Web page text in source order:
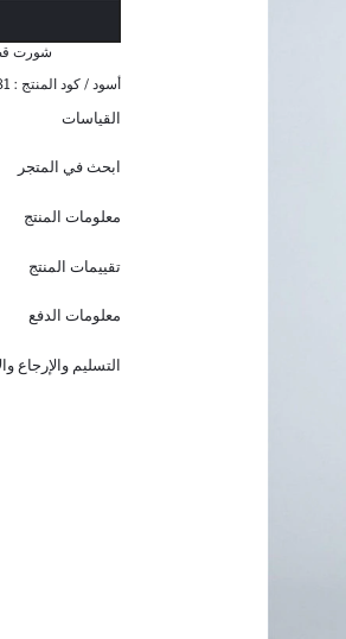
شورت
أسود / كود المنتج :
القياسات
ابحث في المتجر
معلومات المنتج
تقييمات المنتج
معلومات الدفع
التسليم والإرجاع